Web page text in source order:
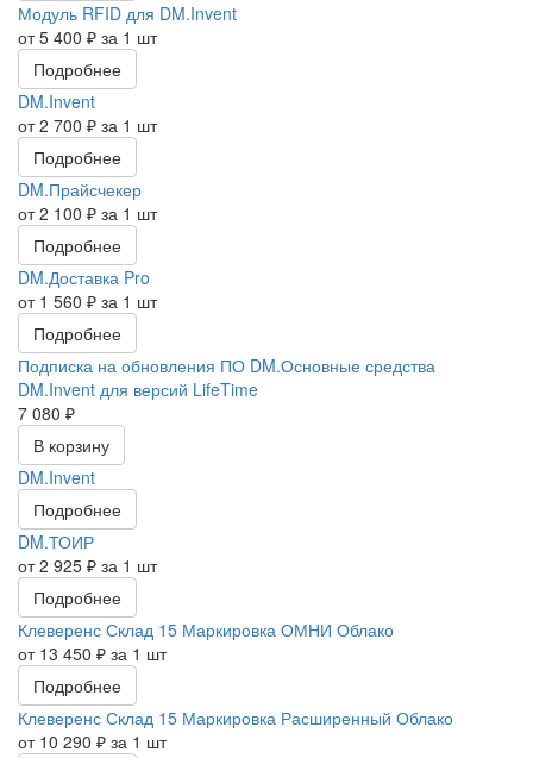
Модуль RFID для DM.Invent
от 5 400 ₽ за 1 шт
Подробнее
DM.Invent
от 2 700 ₽ за 1 шт
Подробнее
DM.Прайсчекер
от 2 100 ₽ за 1 шт
Подробнее
DM.Доставка Pro
от 1 560 ₽ за 1 шт
Подробнее
Подписка на обновления ПО DM.Основные средства
DM.Invent для версий LifeTime
7 080 ₽
В корзину
DM.Invent
Подробнее
DM.ТОИР
от 2 925 ₽ за 1 шт
Подробнее
Клеверенс Склад 15 Маркировка ОМНИ Облако
от 13 450 ₽ за 1 шт
Подробнее
Клеверенс Склад 15 Маркировка Расширенный Облако
от 10 290 ₽ за 1 шт